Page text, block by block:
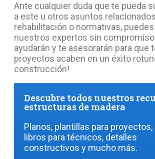
Ante cualquier duda que te pueda
a este u otros asuntos
rehabilitación o normativas,
nuestros expertos sin
ayudarán y te asesorarán para que
proyectos acaben en un éxito
construcción!
Descubre todos nuestros
estructuras de madera
Planos, plantillas para proyectos,
libros para técnicos, detalles
constructivos y mucho más.